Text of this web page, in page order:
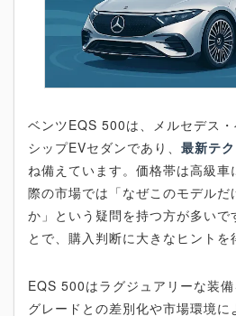
ベンツEQS 500は、メルセデス
シップEVセダンであり、 最新テ
ね備えています。価格帯は高級
際の市場では「なぜこのモデル
か」という疑問を持つ方が多いで
とで、購入判断に大きなヒントを
EQS 500はラグジュアリーな装
グレードとの差別化や市場環境に